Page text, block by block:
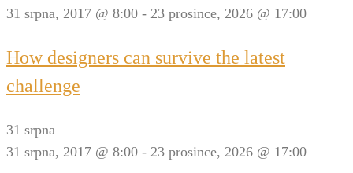
31 srpna, 2017 @ 8:00 - 23 prosince, 2026 @ 17:00
How designers can survive the latest
challenge
31 srpna
31 srpna, 2017 @ 8:00 - 23 prosince, 2026 @ 17:00